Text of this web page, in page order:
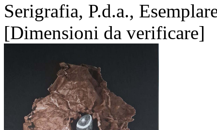
Serigrafia, P.d.a.,
[Dimensioni da verificare]